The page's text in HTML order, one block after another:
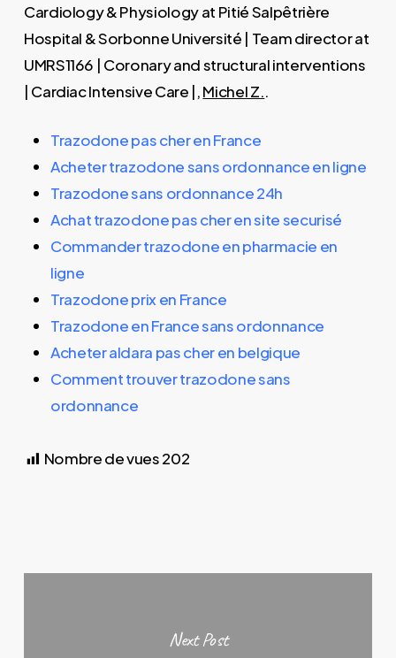
Cardiology & Physiology at Pitié Salpêtrière
Hospital & Sorbonne Université | Team director at
UMRS1166 | Coronary and structural interventions
| Cardiac Intensive Care |,Michel Z..
Trazodone pas cher en France
Acheter trazodone sans ordonnance en ligne
Trazodone sans ordonnance 24h
Achat trazodone pas cher en site securisé
Commander trazodone en pharmacie en
ligne
Trazodone prix en France
Trazodone en France sans ordonnance
Acheter aldara pas cher en belgique
Comment trouver trazodone sans
ordonnance
Nombre de vues202
Next Post